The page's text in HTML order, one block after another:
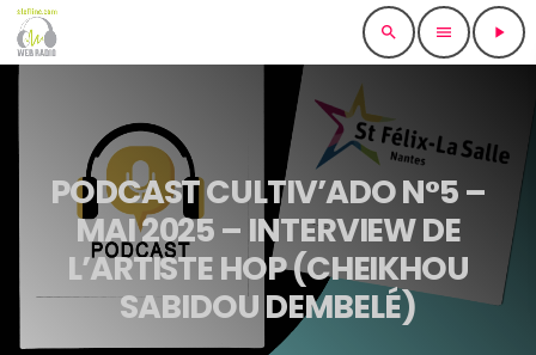
search menu play_arrow
PODCAST CULTIV’ADO N°5 –
MAI 2025 – INTERVIEW DE
L’ARTISTE HOP (CHEIKHOU
SABIDOU DEMBELÉ)